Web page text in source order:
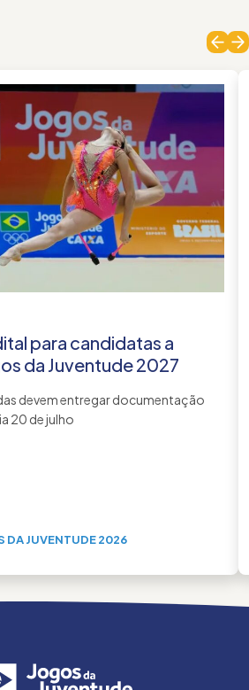
para candidatas a
da Juventude 2027
devem entregar documentação
20 de julho
DA JUVENTUDE 2026